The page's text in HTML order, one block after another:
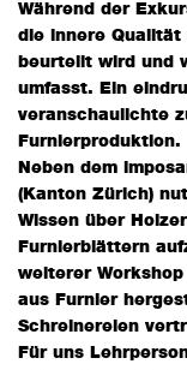
Während der
die innere Qualität
beurteilt wird und
umfasst. Ein
veranschaulichte
Furnierproduktion.
Neben dem
(Kanton Zürich)
Wissen über
Furnierblättern
weiterer
aus Furnier
Schreinereien
Für uns